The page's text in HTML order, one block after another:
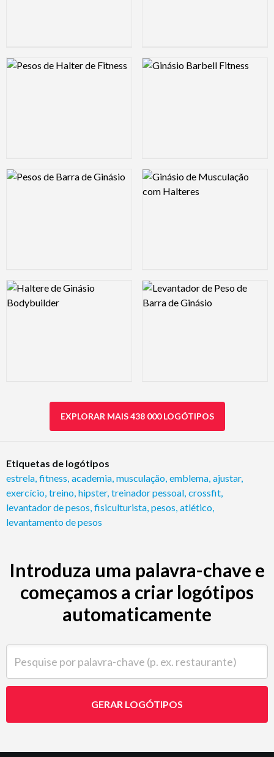
Logo Preview Image Logo Preview Image
Logo Preview Image Logo Preview Image
Logo Preview Image Logo Preview Image
EXPLORAR MAIS 438 000 LOGÓTIPOS
Etiquetas de logótipos
estrela fitness academia musculação emblema ajustar,
exercício treino hipster, treinador pessoal crossfit
levantador de pesos fisiculturista pesos atlético
levantamento de pesos
Introduza uma palavra-chave e
começamos a criar logótipos
automaticamente
GERAR LOGÓTIPOS